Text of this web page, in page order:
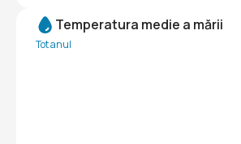
Temperatura medie a mării
Tot anul